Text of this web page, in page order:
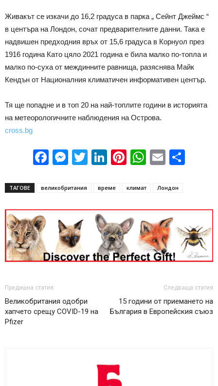
Живакът се изкачи до 16,2 градуса в парка „ Сейнт Джеймс “
в центъра на Лондон, сочат предварителните данни. Така е
надвишен предходния връх от 15,6 градуса в Корнуол през
1916 година Като цяло 2021 година е била малко по-топла и
малко по-суха от междинните равнища, разяснява Майк
Кендън от Националния климатичен информативен център.
Тя ще попадне и в топ 20 на най-топлите години в историята
на метеорологичните наблюдения на Острова.
cross.bg
Facebook
Messenger
Twitter
LinkedIn
Pinterest
WhatsApp
Email
ТАГОВЕ великобритания време климат Лондон
Предишна статия
Великобритания одобри
хапчето срещу COVID-19 на
Pfizer
Следваща статия
15 години от приемането на
България в Европейския съюз